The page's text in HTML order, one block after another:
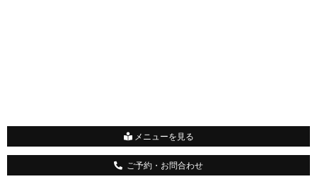
メニューを見る
ご予約・お問合わせ